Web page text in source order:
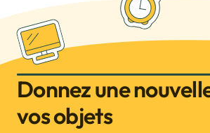
Donnez une
vos objets